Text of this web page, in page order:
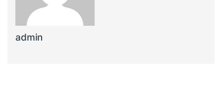
admin